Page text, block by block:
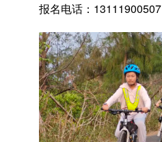
报名电话：13111900507